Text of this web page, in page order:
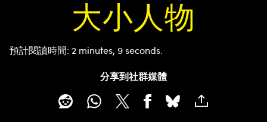
大小人物
預計閱讀時間 2 minutes, 9 seconds
分享到社群媒體